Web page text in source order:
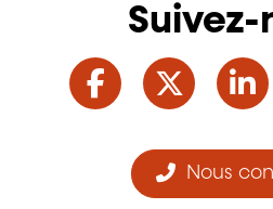
Suivez-
Facebook
Nous